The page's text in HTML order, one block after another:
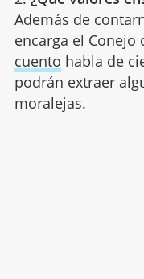
Además de
encarga el Conejo
cuento habla de
podrán extraer
moralejas.